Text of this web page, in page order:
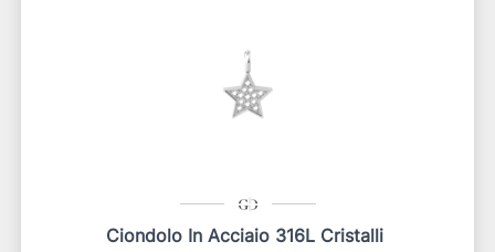
Ciondolo In Acciaio 316L Cristalli